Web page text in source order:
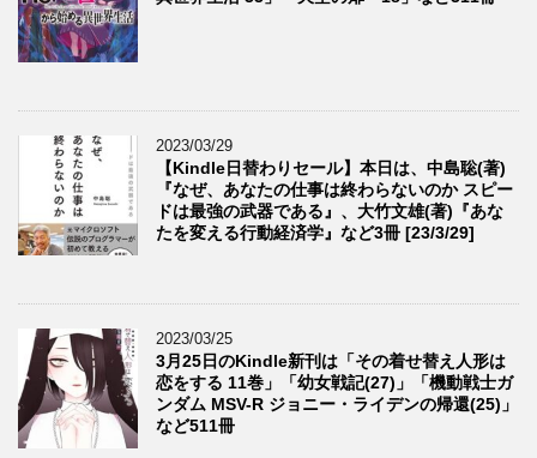
2023/03/29
【Kindle日替わりセール】本日は、中島聡(著)
『なぜ、あなたの仕事は終わらないのか スピー
ドは最強の武器である』、大竹文雄(著)『あな
たを変える行動経済学』など3冊 [23/3/29]
2023/03/25
3月25日のKindle新刊は「その着せ替え人形は
恋をする 11巻」「幼女戦記(27)」「機動戦士ガ
ンダム MSV-R ジョニー・ライデンの帰還(25)」
など511冊